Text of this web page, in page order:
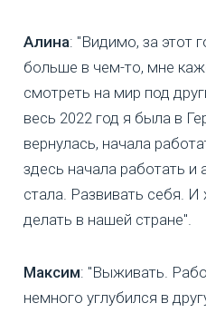
Алина: "Видимо, за этот
больше в чем-то, мне
смотреть на мир под
весь 2022 год я была в
вернулась, начала
здесь начала работать и
стала. Развивать себя.
делать в нашей стране".
Максим: "Выживать.
немного углубился в